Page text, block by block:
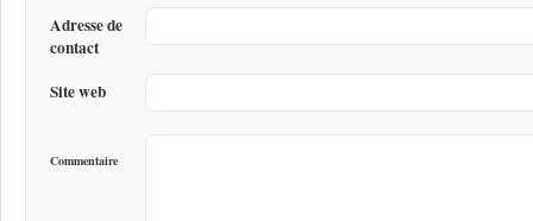
Adresse de
contact
Site web
Commentaire